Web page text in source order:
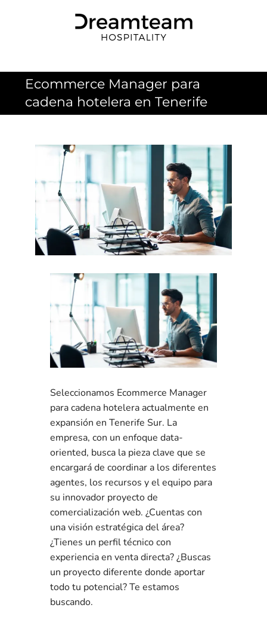
Ecommerce Manager para
cadena hotelera en Tenerife
Seleccionamos Ecommerce Manager
para cadena hotelera actualmente en
expansión en Tenerife Sur. La
empresa, con un enfoque data-
oriented, busca la pieza clave que se
encargará de coordinar a los diferentes
agentes, los recursos y el equipo para
su innovador proyecto de
comercialización web. ¿Cuentas con
una visión estratégica del área?
¿Tienes un perfil técnico con
experiencia en venta directa? ¿Buscas
un proyecto diferente donde aportar
todo tu potencial? Te estamos
buscando.